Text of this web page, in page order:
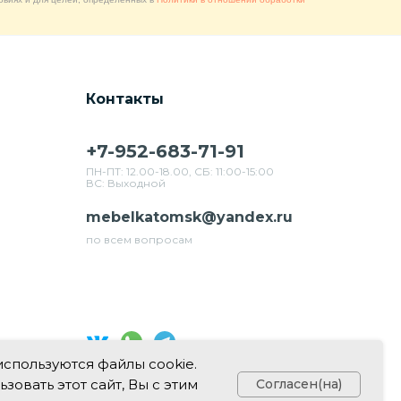
+7-952-683-71-91
ПН-ПТ: 12.00-18.00, СБ: 11:00-15:00
ВС: Выходной
Контакты
mebelkatomsk@yandex.ru
по всем вопросам
Свяжитесь с нами в соц. сетях
файлы cookie.
этот сайт, Вы с этим
Согласен(на)